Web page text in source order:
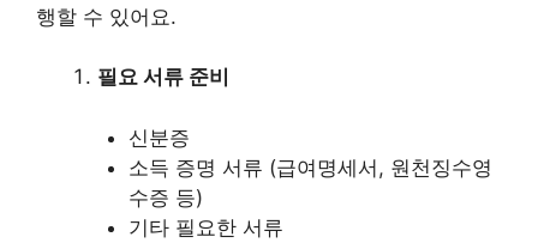
행할 수 있어요.
필요 서류 준비
신분증
소득 증명 서류 (급여명세서, 원천징수영
수증 등)
기타 필요한 서류